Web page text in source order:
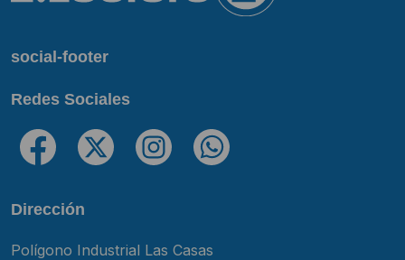
social-footer
Redes Sociales
Dirección
Polígono Industrial Las Casas